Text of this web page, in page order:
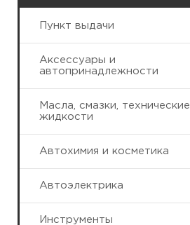
Пункт выдачи
Аксессуары и
автопринадлежности
Масла, смазки, технические
жидкости
Автохимия и косметика
Автоэлектрика
Инструменты